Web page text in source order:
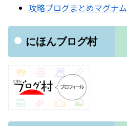
攻略ブログまとめマグナム
にほんブログ村